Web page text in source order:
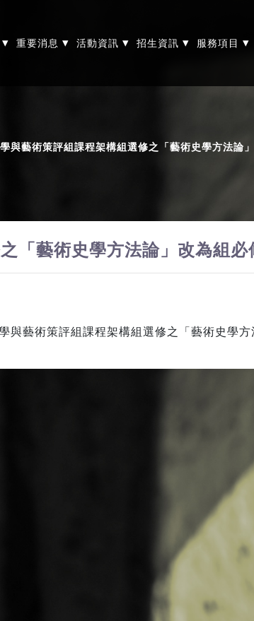
▾ 重要消息 ▾ 活動資訊 ▾ 招生資訊 ▾ 服務項目 ▾
與藝術策評組課程架構組選修之「藝術史學方法論
「藝術史學方法論」改為組必
藝術策評組課程架構組選修之「藝術史學